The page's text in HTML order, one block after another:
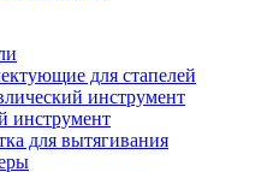
для стапелей
инструмент
инструмент
для вытягивания